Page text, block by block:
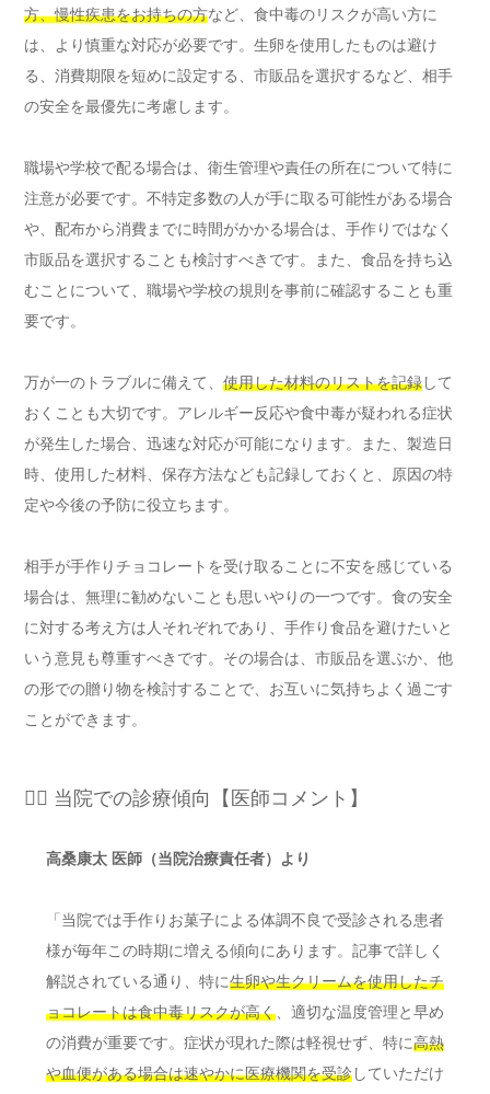
方、慢性疾患をお持ちの方など、食中毒のリスクが高い方に
は、より慎重な対応が必要です。生卵を使用したものは避け
る、消費期限を短めに設定する、市販品を選択するなど、相手
の安全を最優先に考慮します。
職場や学校で配る場合は、衛生管理や責任の所在について特に
注意が必要です。不特定多数の人が手に取る可能性がある場合
や、配布から消費までに時間がかかる場合は、手作りではなく
市販品を選択することも検討すべきです。また、食品を持ち込
むことについて、職場や学校の規則を事前に確認することも重
要です。
万が一のトラブルに備えて、 使用した材料のリストを記録して
おくことも大切です。アレルギー反応や食中毒が疑われる症状
が発生した場合、迅速な対応が可能になります。また、製造日
時、使用した材料、保存方法なども記録しておくと、原因の特
定や今後の予防に役立ちます。
相手が手作りチョコレートを受け取ることに不安を感じている
場合は、無理に勧めないことも思いやりの一つです。食の安全
に対する考え方は人それぞれであり、手作り食品を避けたいと
いう意見も尊重すべきです。その場合は、市販品を選ぶか、他
の形での贈り物を検討することで、お互いに気持ちよく過ごす
ことができます。
👨‍⚕️ 当院での診療傾向【医師コメント】
高桑康太 医師（当院治療責任者）より
「当院では手作りお菓子による体調不良で受診される患者
様が毎年この時期に増える傾向にあります。記事で詳しく
解説されている通り、特に生卵や生クリームを使用したチ
ョコレートは食中毒リスクが高く 、適切な温度管理と早め
の消費が重要です。症状が現れた際は軽視せず、特に高熱
や血便がある場合は速やかに医療機関を受診していただけ